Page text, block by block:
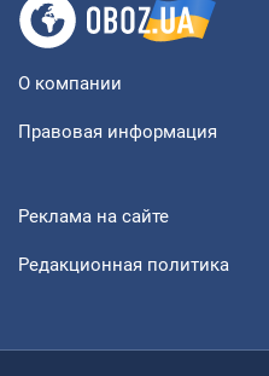
О компании
Правовая информация
Реклама на сайте
Редакционная политика